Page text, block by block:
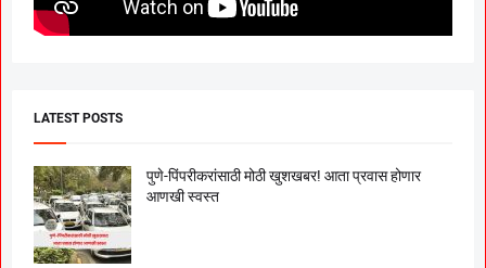
LATEST POSTS
पुणे-पिंपरीकरांसाठी मोठी खुशखबर! आता प्रवास होणार
आणखी स्वस्त